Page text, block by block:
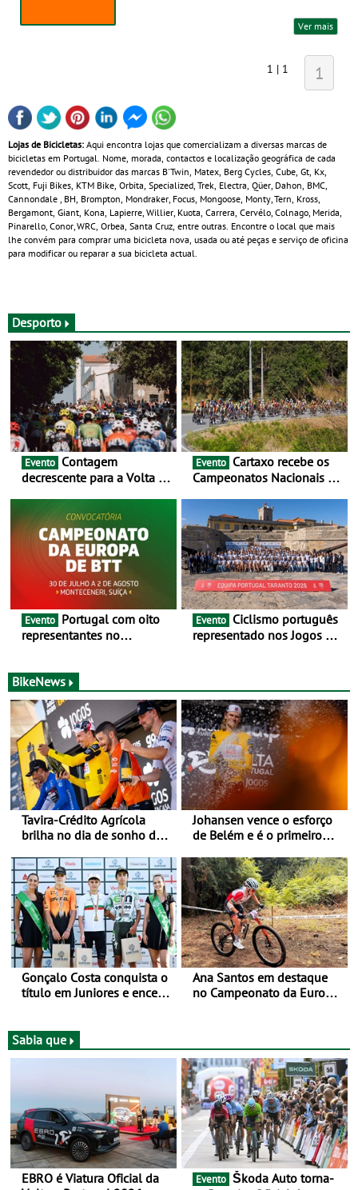
Ver mais
1 | 1 1
Lojas de Bicicletas: Aqui encontra lojas que comercializam a diversas marcas de
bicicletas em Portugal. Nome, morada, contactos e localização geográfica de cada
revendedor ou distribuidor das marcas B'Twin, Matex, Berg Cycles, Cube, Gt, Kx,
Scott, Fuji Bikes, KTM Bike, Orbita, Specialized, Trek, Electra, Qüer, Dahon, BMC,
Cannondale , BH, Brompton, Mondraker, Focus, Mongoose, Monty, Tern, Kross,
Bergamont, Giant, Kona, Lapierre, Willier, Kuota, Carrera, Cervélo, Colnago, Merida,
Pinarello, Conor, WRC, Orbea, Santa Cruz, entre outras. Encontre o local que mais
lhe convém para comprar uma bicicleta nova, usada ou até peças e serviço de oficina
para modificar ou reparar a sua bicicleta actual.
Desporto
Evento
decrescente para a Volta a
as 17 equipas de 2026
Evento
Campeonatos Nacionais da
julho e 2 de agosto
Evento
representantes no
de agosto, em
Monteceneri, na Suíça
Evento
representado nos Jogos do
BikeNews
Tavira-Crédito Agrícola
brilha no dia de sonho de
Johansen vence o esforço
de Belém e é o primeiro
a Portugal - Prova decorre
entre 5 e 16 de Agosto
Gonçalo Costa conquista o
título em Juniores e encerra
Ana Santos em destaque
no Campeonato da Europa
Sabia que
EBRO é Viatura Oficial da
Evento